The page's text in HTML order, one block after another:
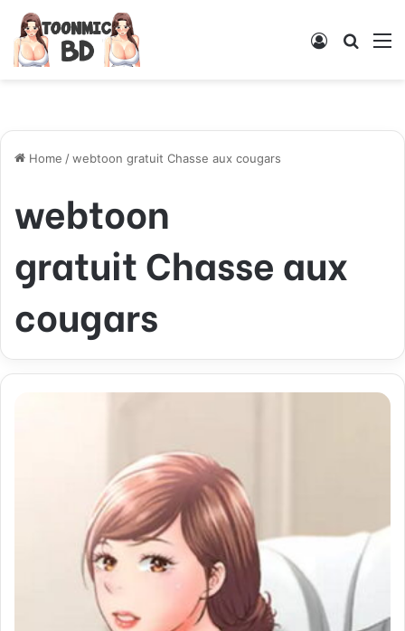
Log
Home /webtoon gratuit Chasse aux cougars
webtoon
gratuit Chasse aux
cougars